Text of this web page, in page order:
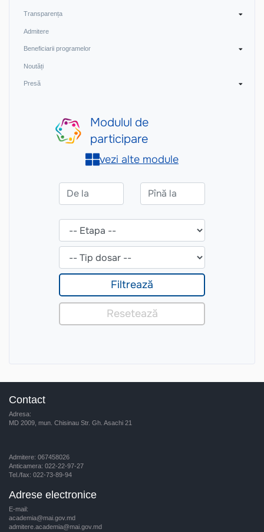
Transparența
Admitere
Beneficiarii programelor
Noutăți
Presă
Contact
Adresa:
MD 2009, mun. Chisinau Str. Gh. Asachi 21
Admitere: 067458026
Anticamera: 022-22-97-27
Tel./fax: 022-73-89-94
Adrese electronice
E-mail:
academia@mai.gov.md
admitere.academia@mai.gov.md